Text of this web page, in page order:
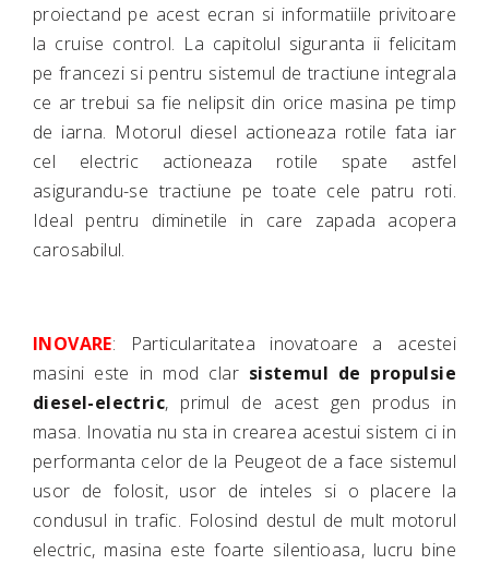
proiectand pe acest ecran si informatiile privitoare
la cruise control. La capitolul siguranta ii felicitam
pe francezi si pentru sistemul de tractiune integrala
ce ar trebui sa fie nelipsit din orice masina pe timp
de iarna. Motorul diesel actioneaza rotile fata iar
cel electric actioneaza rotile spate astfel
asigurandu-se tractiune pe toate cele patru roti.
Ideal pentru diminetile in care zapada acopera
carosabilul.
INOVARE: Particularitatea inovatoare a acestei
masini este in mod clar sistemul de propulsie
diesel-electric, primul de acest gen produs in
masa. Inovatia nu sta in crearea acestui sistem ci in
performanta celor de la Peugeot de a face sistemul
usor de folosit, usor de inteles si o placere la
condusul in trafic. Folosind destul de mult motorul
electric, masina este foarte silentioasa, lucru bine